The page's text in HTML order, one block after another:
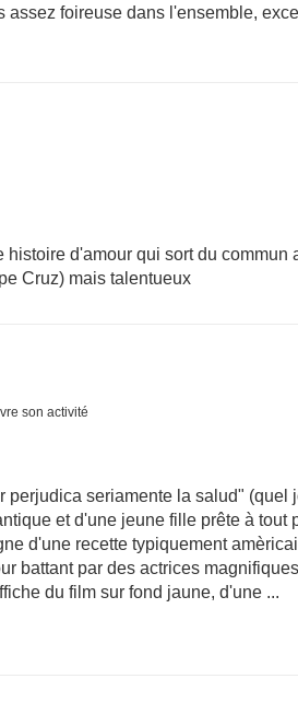
foireuse dans l'ensemble,
d'amour qui sort du commun
Cruz) mais talentueux
son activité
perjudica seriamente la salud" (quel
et d'une jeune fille prête à tout
d'une recette typiquement
battant par des actrices
du film sur fond jaune, d'une ...